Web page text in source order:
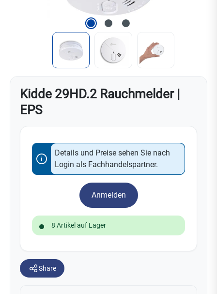
Kidde 29HD.2 Rauchmelder |
EPS
Details und Preise sehen Sie nach
Login als Fachhandelspartner.
Anmelden
8 Artikel auf Lager
Share